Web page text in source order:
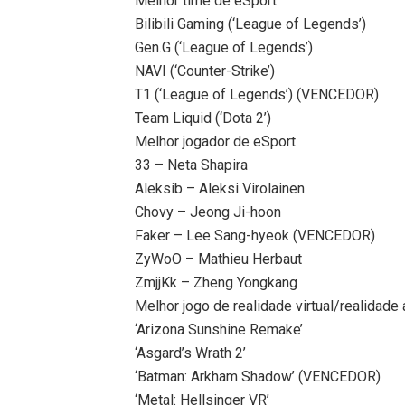
Bilibili Gaming (‘League of Legends’)
Gen.G (‘League of Legends’)
NAVI (‘Counter-Strike’)
T1 (‘League of Legends’) (VENCEDOR)
Team Liquid (‘Dota 2’)
Melhor jogador de eSport
33 – Neta Shapira
Aleksib – Aleksi Virolainen
Chovy – Jeong Ji-hoon
Faker – Lee Sang-hyeok (VENCEDOR)
ZyWoO – Mathieu Herbaut
ZmjjKk – Zheng Yongkang
Melhor jogo de realidade virtual/realidade
‘Arizona Sunshine Remake’
‘Asgard’s Wrath 2’
‘Batman: Arkham Shadow’ (VENCEDOR)
‘Metal: Hellsinger VR’